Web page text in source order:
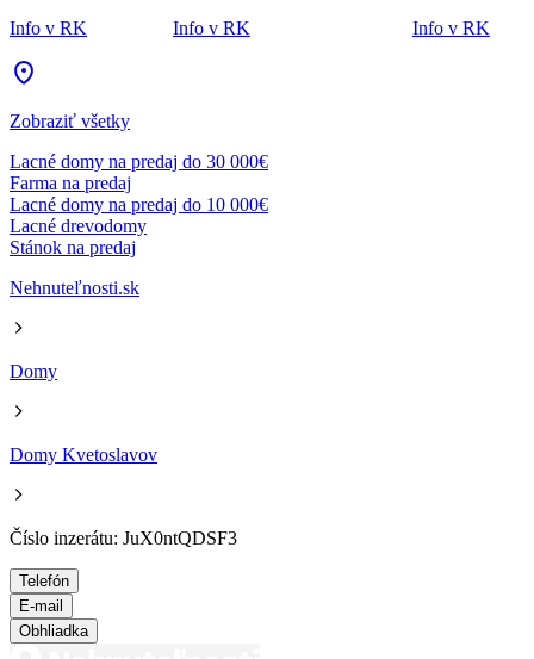
Info v RK
Info v RK
Info v RK
Zobraziť všetky
Lacné domy na predaj do 30 000€
Farma na predaj
Lacné domy na predaj do 10 000€
Lacné drevodomy
Stánok na predaj
Nehnuteľnosti.sk
Domy
Domy Kvetoslavov
Číslo inzerátu: JuX0ntQDSF3
Telefón
E-mail
Obhliadka